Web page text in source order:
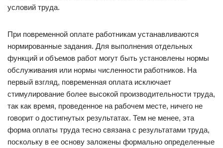
условий труда.
При повременной оплате работникам устанавливаются
нормированные задания. Для выполнения отдельных
функций и объемов работ могут быть установлены нормы
обслуживания или нормы численности работников. На
первый взгляд, повременная оплата исключает
стимулирование более высокой производительности труда,
так как время, проведенное на рабочем месте, ничего не
говорит о достигнутых результатах. Тем не менее, эта
форма оплаты труда тесно связана с результатами труда,
поскольку в ее основу заложены формально определенные